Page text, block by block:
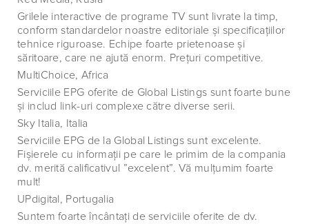
Grilele interactive de programe TV sunt livrate la timp,
conform standardelor noastre editoriale şi specificaţiilor
tehnice riguroase. Echipe foarte prietenoase şi
săritoare, care ne ajută enorm. Preţuri competitive.
MultiChoice, Africa
Serviciile EPG oferite de Global Listings sunt foarte bune
şi includ link-uri complexe către diverse serii.
Sky Italia, Italia
Serviciile EPG de la Global Listings sunt excelente.
Fişierele cu informaţii pe care le primim de la compania
dv. merită calificativul ”excelent”. Vă mulţumim foarte
mult!
UPdigital, Portugalia
Suntem foarte încântaţi de serviciile oferite de dv.